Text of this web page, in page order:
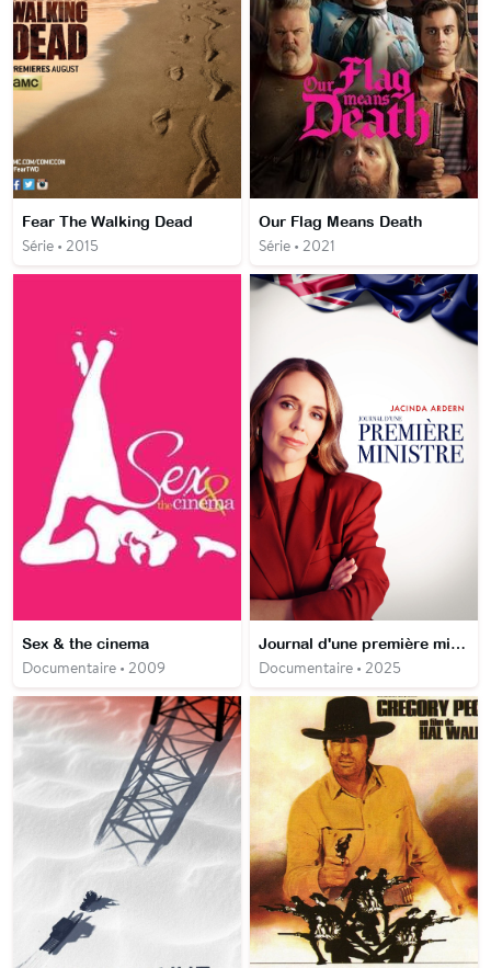
Fear The Walking Dead
Série • 2015
Our Flag Means Death
Série • 2021
Sex & the cinema
Documentaire • 2009
Journal d'une première ministre
Documentaire • 2025